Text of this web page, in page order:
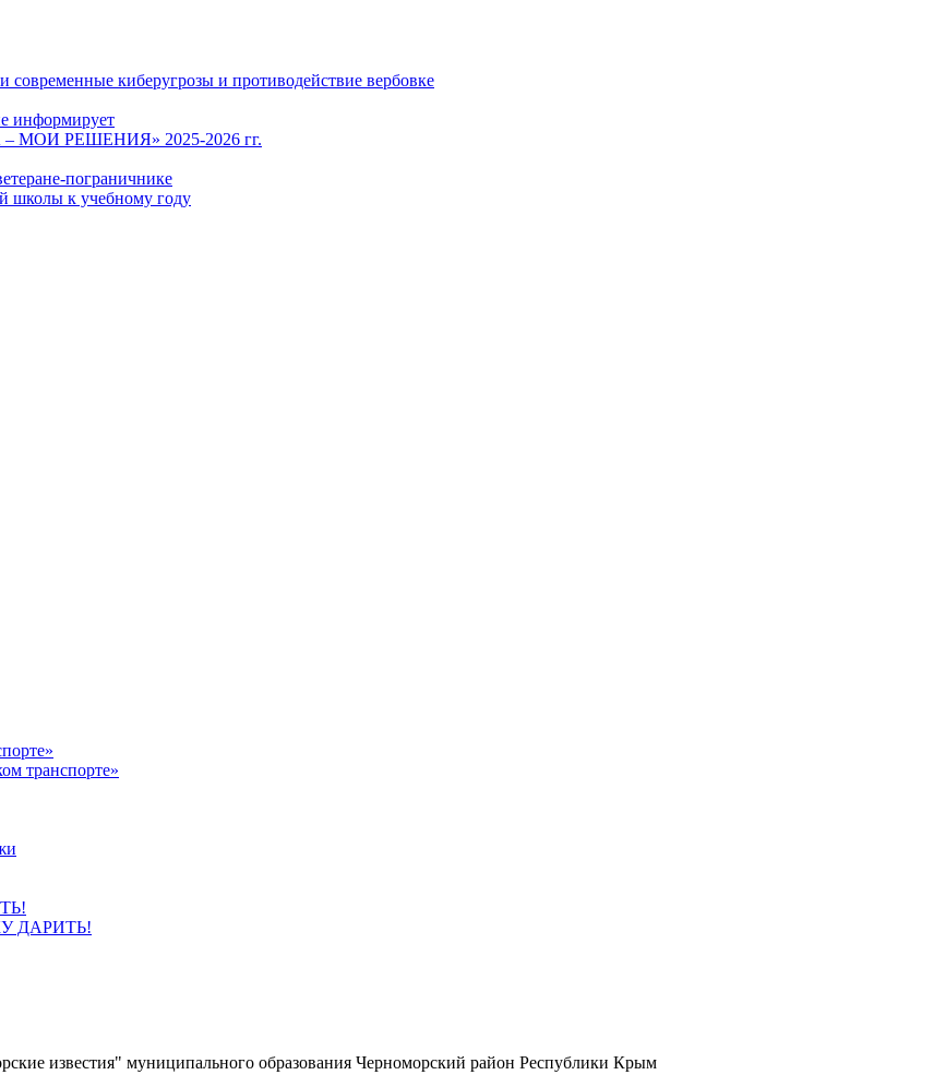
современные киберугрозы и противодействие вербовке
информирует
– МОИ РЕШЕНИЯ» 2025-2026 гг.
пограничнике
школы к учебному году
транспорте»
ДАРИТЬ!
известия" муниципального образования Черноморский район Республики Крым